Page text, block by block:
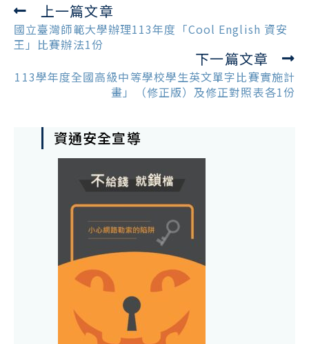
Read
more
articles
上一篇文章
國立臺灣師範大學辦理113年度「Cool English 資安
王」比賽辦法1份
下一篇文章
113學年度全國高級中等學校學生英文單字比賽實施計
畫」（修正版）及修正對照表各1份
資通安全宣導